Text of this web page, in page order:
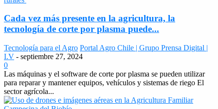
Cada vez más presente en la agricultura, la
tecnología de corte por plasma puede...
Tecnología para el Agro Portal Agro Chile | Grupo Prensa Digital |
I.V - septiembre 27, 2024
0
Las máquinas y el software de corte por plasma se pueden utilizar
para reparar y mantener equipos, vehículos y sistemas de riego El
sector agrícola...